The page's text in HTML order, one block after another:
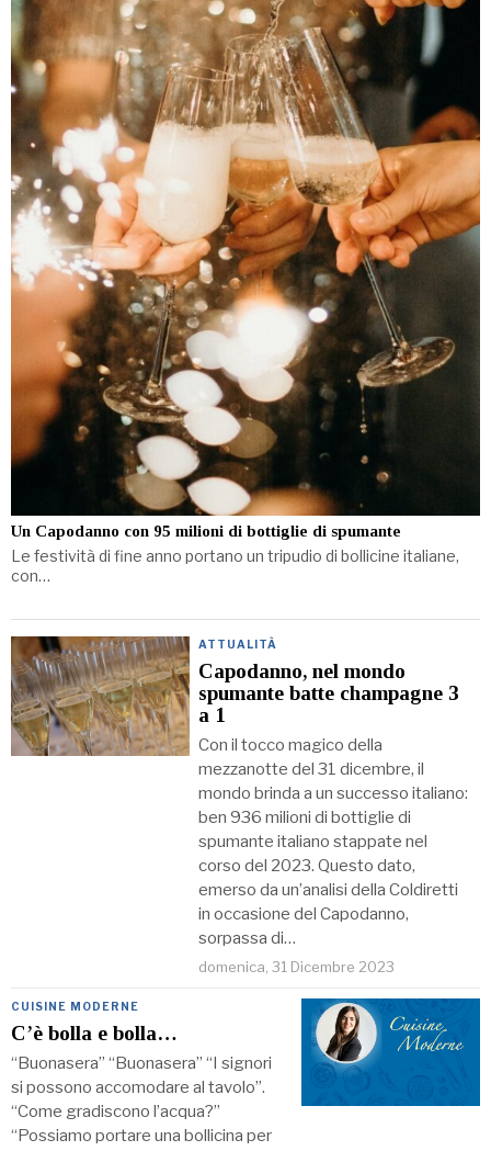
Un Capodanno con 95 milioni di bottiglie di spumante
Le festività di fine anno portano un tripudio di bollicine italiane,
con…
ATTUALITÀ
Capodanno, nel mondo
spumante batte champagne 3
a 1
Con il tocco magico della
mezzanotte del 31 dicembre, il
mondo brinda a un successo italiano:
ben 936 milioni di bottiglie di
spumante italiano stappate nel
corso del 2023. Questo dato,
emerso da un’analisi della Coldiretti
in occasione del Capodanno,
sorpassa di…
domenica, 31 Dicembre 2023
CUISINE MODERNE
C’è bolla e bolla…
“Buonasera” “Buonasera” “I signori
si possono accomodare al tavolo”.
“Come gradiscono l’acqua?”
“Possiamo portare una bollicina per